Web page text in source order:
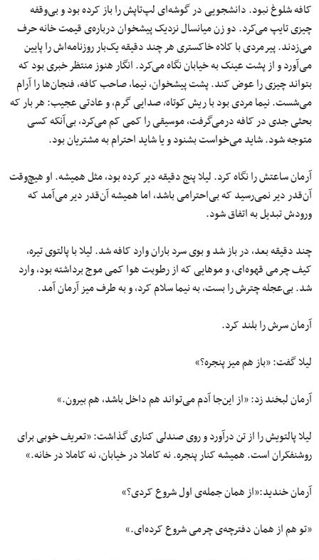
کافه شلوغ نبود. دانشجویی در گوشه‌ای لپ‌تاپش را باز کرده بود و بی‌وقفه
چیزی تایپ می‌کرد. دو زن میانسال نزدیک پیشخوان درباره‌ی قیمت خانه حرف
می‌زدند. پیرمردی با کلاه خاکستری هر چند دقیقه یک‌بار روزنامه‌اش را پایین
می‌آورد و از پشت عینک به خیابان نگاه می‌کرد. انگار هنوز منتظر خبری بود که
بتواند چیزی را عوض کند. پشت پیشخوان، نیما، صاحب کافه، فنجان‌ها را آرام
می‌شست. نیما مردی بود با ریش کوتاه، صدایی گرم، و عادتی عجیب: هر بار که
بحثی جدی در کافه درمی‌گرفت، موسیقی را کمی کم می‌کرد، بی‌آنکه کسی
متوجه شود. شاید می‌خواست بشنود و یا شاید احترام به مشتریان بود.
آرمان ساعتش را نگاه کرد. لیلا پنج دقیقه دیر کرده بود، مثل همیشه. او هیچ‌وقت
آن‌قدر دیر نمی‌رسید که بی‌احترامی باشد، اما همیشه آن‌قدر دیر می‌آمد که
ورودش تبدیل به اتفاق شود.
چند دقیقه بعد، در باز شد و بوی سرد باران وارد کافه شد. لیلا با پالتوی تیره،
کیف چرمی قهوه‌ای، و موهایی که از رطوبت هوا کمی موج برداشته بود، وارد
شد. بی‌عجله چترش را بست، به نیما سلام کرد، و به طرف میز آرمان آمد.
آرمان سرش را بلند کرد.
لیلا گفت: «باز هم میز پنجره؟»
آرمان لبخند زد: «از این‌جا آدم می‌تواند هم داخل باشد، هم بیرون.»
لیلا پالتویش را از تن درآورد و روی صندلی کناری گذاشت: «تعریف خوبی برای
روشنفکران است. همیشه کنار پنجره. نه کاملا در خیابان، نه کاملا در خانه.»
آرمان خندید:«از همان جمله‌ی اول شروع کردی؟»
«تو هم از همان دفترچه‌ی چرمی شروع کرده‌ای.»